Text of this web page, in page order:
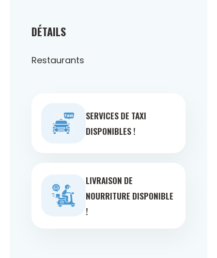
DÉTAILS
Restaurants
SERVICES DE TAXI
DISPONIBLES !
LIVRAISON DE
NOURRITURE DISPONIBLE
!